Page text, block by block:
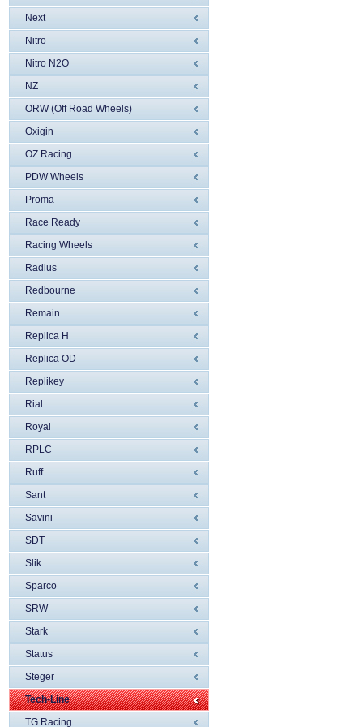
Next
Nitro
Nitro N2O
NZ
ORW (Off Road Wheels)
Oxigin
OZ Racing
PDW Wheels
Proma
Race Ready
Racing Wheels
Radius
Redbourne
Remain
Replica H
Replica OD
Replikey
Rial
Royal
RPLC
Ruff
Sant
Savini
SDT
Slik
Sparco
SRW
Stark
Status
Steger
Tech-Line
TG Racing